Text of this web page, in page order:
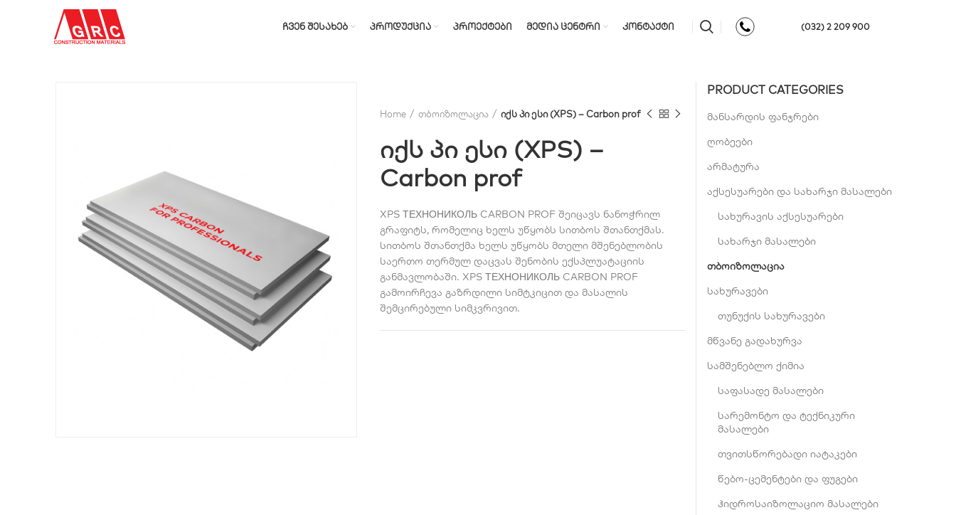
ᲩᲕᲔᲜ ᲨᲔᲡᲐᲮᲔᲑ ᲞᲠᲝᲓᲣᲥᲪᲘᲐ ᲞᲠᲝᲔᲥᲢᲔᲑᲘ ᲛᲔᲓᲘᲐ ᲪᲔᲜᲢᲠᲘ ᲙᲝᲜᲢᲐᲥᲢᲘ (032) 2 209 900
Home თბოიზოლაცია იქს პი ესი (XPS) – Carbon prof
იქს პი ესი (XPS) –
Carbon prof
XPS ТЕХНОНИКОЛЬ CARBON PROF შეიცავს ნანოჭრილ
გრაფიტს, რომელიც ხელს უწყობს სითბოს შთანთქმას.
სითბოს შთანთქმა ხელს უწყობს მთელი მშენებლობის
საერთო თერმულ დაცვას შენობის ექსპლუატაციის
განმავლობაში. XPS ТЕХНОНИКОЛЬ CARBON PROF
გამოირჩევა გაზრდილი სიმტკიცით და მასალის
შემცირებული სიმკვრივით.
PRODUCT CATEGORIES
მანსარდის ფანჯრები
ღობეები
არმატურა
აქსესუარები და სახარჯი მასალები
სახურავის აქსესუარები
სახარჯი მასალები
თბოიზოლაცია
სახურავები
თუნუქის სახურავები
მწვანე გადახურვა
სამშენებლო ქიმია
საფასადე მასალები
სარემონტო და ტექნიკური
მასალები
თვითსწორებადი იატაკები
წებო-ცემენტები და ფუგები
ჰიდროსაიზოლაციო მასალები